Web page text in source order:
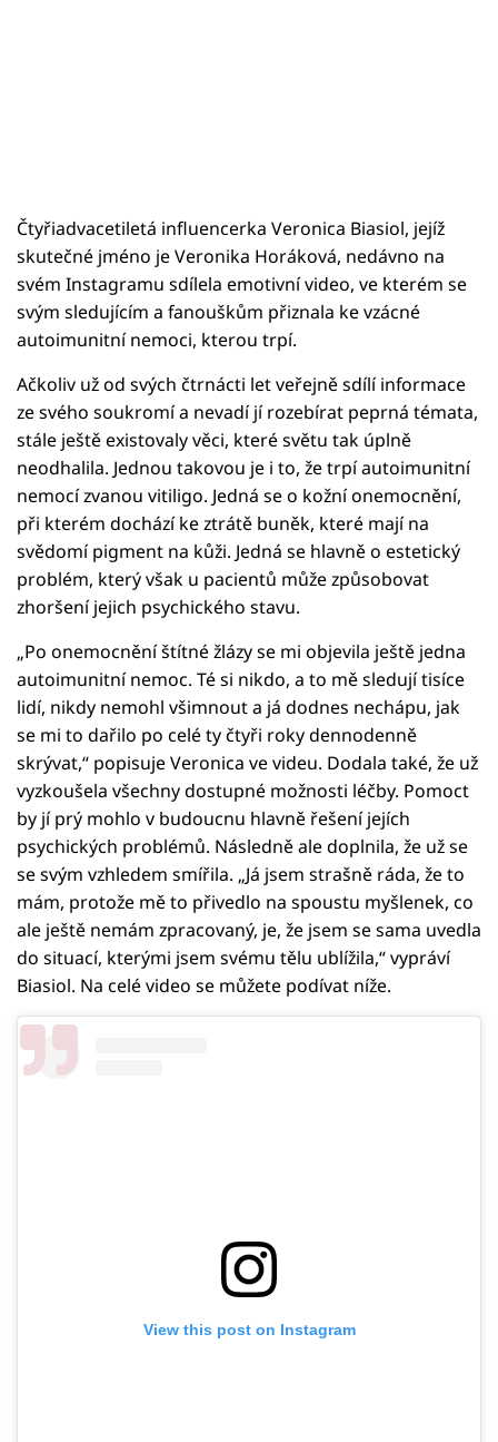
Čtyřiadvacetiletá influencerka Veronica Biasiol, jejíž
skutečné jméno je Veronika Horáková, nedávno na
svém Instagramu sdílela emotivní video, ve kterém se
svým sledujícím a fanouškům přiznala ke vzácné
autoimunitní nemoci, kterou trpí.
Ačkoliv už od svých čtrnácti let veřejně sdílí informace
ze svého soukromí a nevadí jí rozebírat peprná témata,
stále ještě existovaly věci, které světu tak úplně
neodhalila. Jednou takovou je i to, že trpí autoimunitní
nemocí zvanou vitiligo. Jedná se o kožní onemocnění,
při kterém dochází ke ztrátě buněk, které mají na
svědomí pigment na kůži. Jedná se hlavně o estetický
problém, který však u pacientů může způsobovat
zhoršení jejich psychického stavu.
„Po onemocnění štítné žlázy se mi objevila ještě jedna
autoimunitní nemoc. Té si nikdo, a to mě sledují tisíce
lidí, nikdy nemohl všimnout a já dodnes nechápu, jak
se mi to dařilo po celé ty čtyři roky dennodenně
skrývat,“ popisuje Veronica ve videu. Dodala také, že už
vyzkoušela všechny dostupné možnosti léčby. Pomoct
by jí prý mohlo v budoucnu hlavně řešení jejích
psychických problémů. Následně ale doplnila, že už se
se svým vzhledem smířila. „Já jsem strašně ráda, že to
mám, protože mě to přivedlo na spoustu myšlenek, co
ale ještě nemám zpracovaný, je, že jsem se sama uvedla
do situací, kterými jsem svému tělu ublížila,“ vypráví
Biasiol. Na celé video se můžete podívat níže.
View this post on Instagram